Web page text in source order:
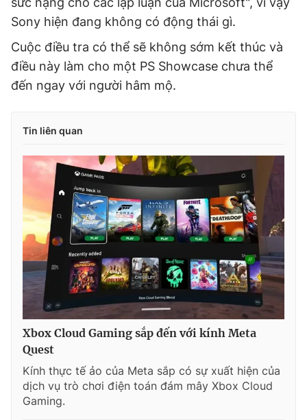
Sony hiện đang không có động thái gì.
Cuộc điều tra có thể sẽ không sớm kết thúc và
điều này làm cho một PS Showcase chưa thể
đến ngay với người hâm mộ.
Tin liên quan
Xbox Cloud Gaming sắp đến với kính Meta
Quest
Kính thực tế ảo của Meta sắp có sự xuất hiện của
dịch vụ trò chơi điện toán đám mây Xbox Cloud
Gaming.